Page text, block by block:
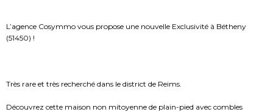
L’agence Cosymmo vous propose une nouvelle Exclusivité à Bétheny
(51450) !
Très rare et très recherché dans le district de Reims.
Découvrez cette maison non mitoyenne de plain-pied avec combles